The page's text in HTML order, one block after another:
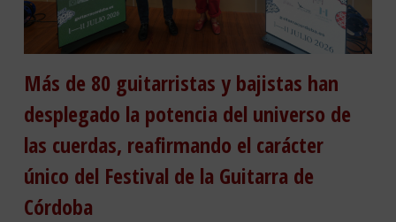
Más de 80 guitarristas y bajistas han
desplegado la potencia del universo de
las cuerdas, reafirmando el carácter
único del Festival de la Guitarra de
Córdoba